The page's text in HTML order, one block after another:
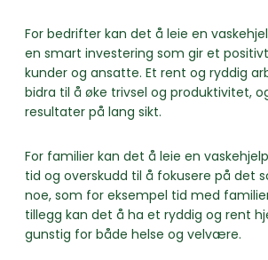
For bedrifter kan det å leie en
en smart investering som gir et
kunder og ansatte. Et rent og ryddig
bidra til å øke trivsel og produktivitet,
resultater på lang sikt.
For familier kan det å leie en
tid og overskudd til å fokusere på det
noe, som for eksempel tid med
tillegg kan det å ha et ryddig og rent
gunstig for både helse og velvære.